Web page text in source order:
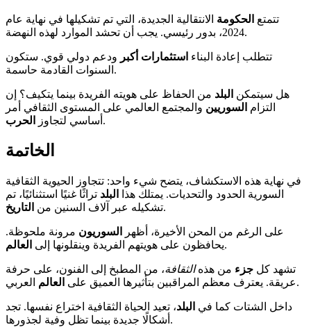
تتمتع الحكومة الانتقالية الجديدة، التي تم تشكيلها في نهاية عام
2024، بدور رئيسي. يجب أن تحشد الموارد لهذه النهضة.
تتطلب إعادة البناء استثمارات أكبر ودعم دولي قوي. ستكون
السنوات القادمة حاسمة.
هل سيتمكن البلد من الحفاظ على هويته الفريدة بينما يتكيف؟ إن
التزام السوريين والمجتمع العالمي على المستوى الثقافي أمر
أساسي لتجاوز
الحرب .
الخاتمة
في نهاية هذه الاستكشاف، يتضح شيء واحد: تتجاوز الحيوية الثقافية
السورية الحدود والتحديات. يمتلك هذا
البلد تراثًا غنيًا استثنائيًا، تم
تشكيله عبر آلاف السنين من التاريخ .
على الرغم من المحن الأخيرة، أظهر السوريون مرونة ملحوظة.
يحافظون على هويتهم الفريدة وينقلونها إلى العالم .
تشهد كل جزء من هذهالثقافة، من المطبخ إلى الفنون، على حرفة
عريقة. يعترف معظم المراقبين بتأثيرها العميق على العالم العربي.
داخل الشتات كما في البلد، تعيد الحياة الثقافية اختراع نفسها. تجد
أشكالًا جديدة بينما تظل وفية لجذورها.